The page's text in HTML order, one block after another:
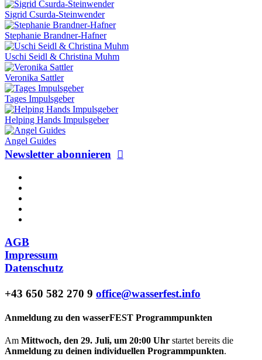
Sigrid Csurda-Steinwender
Stephanie Brandner-Hafner
Uschi Seidl & Christina Muhm
Veronika Sattler
Tages Impulsgeber
Helping Hands Impulsgeber
Angel Guides
Newsletter abonnieren
AGB
Impressum
Datenschutz
+43 650 582 270 9 office@wasserfest.info
Anmeldung zu den wasserFEST Programmpunkten
Am Mittwoch, den 29. Juli, um 20:00 Uhr startet bereits die
Anmeldung zu deinen individuellen Programmpunkten.